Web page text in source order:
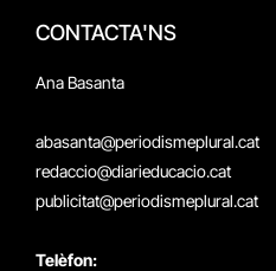
CONTACTA'NS
Ana Basanta
abasanta@periodismeplural.cat
redaccio@diarieducacio.cat
publicitat@periodismeplural.cat
Telèfon: